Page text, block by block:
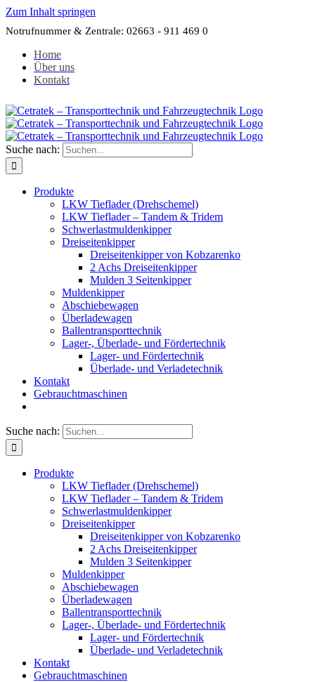
Zum Inhalt springen
Notrufnummer & Zentrale: 02663 - 911 469 0
Home
Über uns
Kontakt
Suche nach:
Produkte
LKW Tieflader (Drehschemel)
LKW Tieflader – Tandem & Tridem
Schwerlastmuldenkipper
Dreiseitenkipper
Dreiseitenkipper von Kobzarenko
2 Achs Dreiseitenkipper
Mulden 3 Seitenkipper
Muldenkipper
Abschiebewagen
Überladewagen
Ballentransporttechnik
Lager-, Überlade- und Fördertechnik
Lager- und Fördertechnik
Überlade- und Verladetechnik
Kontakt
Gebrauchtmaschinen
Suche nach:
Produkte
LKW Tieflader (Drehschemel)
LKW Tieflader – Tandem & Tridem
Schwerlastmuldenkipper
Dreiseitenkipper
Dreiseitenkipper von Kobzarenko
2 Achs Dreiseitenkipper
Mulden 3 Seitenkipper
Muldenkipper
Abschiebewagen
Überladewagen
Ballentransporttechnik
Lager-, Überlade- und Fördertechnik
Lager- und Fördertechnik
Überlade- und Verladetechnik
Kontakt
Gebrauchtmaschinen